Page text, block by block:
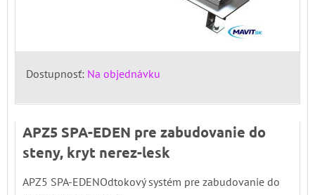
Dostupnosť: Na objednávku
APZ5 SPA-EDEN pre zabudovanie do
steny, kryt nerez-lesk
APZ5 SPA-EDENOdtokový systém pre zabudovanie do